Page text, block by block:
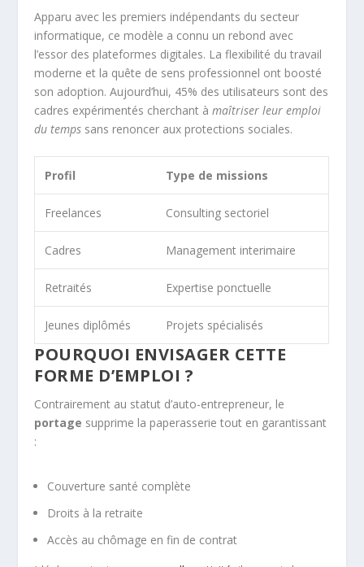
Apparu avec les premiers indépendants du secteur
informatique, ce modèle a connu un rebond avec
l’essor des plateformes digitales. La flexibilité du travail
moderne et la quête de sens professionnel ont boosté
son adoption. Aujourd’hui, 45% des utilisateurs sont des
cadres expérimentés cherchant àmaîtriser leur emploi
du temps sans renoncer aux protections sociales.
Profil Type de missions
Freelances Consulting sectoriel
Cadres Management interimaire
Retraités Expertise ponctuelle
Jeunes diplômés Projets spécialisés
POURQUOI ENVISAGER CETTE
FORME D’EMPLOI ?
Contrairement au statut d’auto-entrepreneur, le
portage supprime la paperasserie tout en garantissant
:
Couverture santé complète
Droits à la retraite
Accès au chômage en fin de contrat